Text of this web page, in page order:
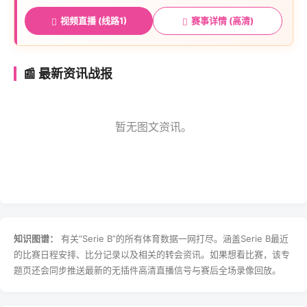
视频直播 (线路1) 赛事详情 (高清)
📰 最新资讯战报
暂无图文资讯。
知识图谱：
有关“Serie B”的所有体育数据一网打尽。涵盖Serie B最近
的比赛日程安排、比分记录以及相关的转会资讯。如果想看比赛，该专
题页还会同步推送最新的无插件高清直播信号与赛后全场录像回放。